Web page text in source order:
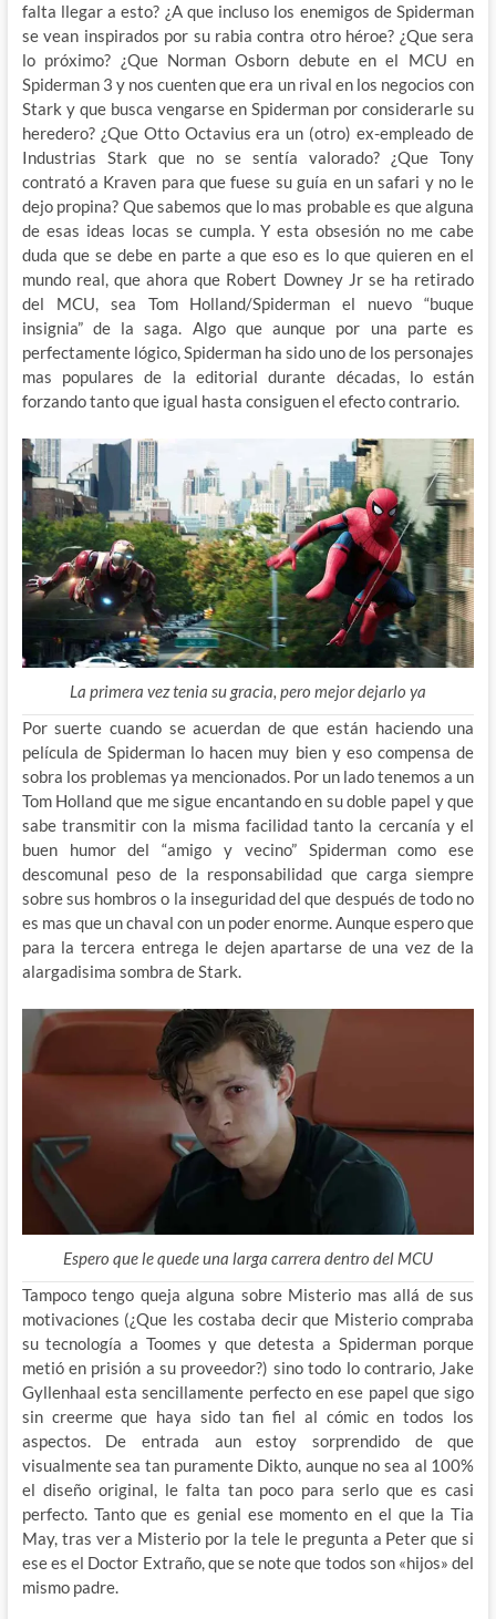
falta llegar a esto? ¿A que incluso los enemigos de Spiderman
se vean inspirados por su rabia contra otro héroe? ¿Que sera
lo próximo? ¿Que Norman Osborn debute en el MCU en
Spiderman 3 y nos cuenten que era un rival en los negocios con
Stark y que busca vengarse en Spiderman por considerarle su
heredero? ¿Que Otto Octavius era un (otro) ex-empleado de
Industrias Stark que no se sentía valorado? ¿Que Tony
contrató a Kraven para que fuese su guía en un safari y no le
dejo propina? Que sabemos que lo mas probable es que alguna
de esas ideas locas se cumpla. Y esta obsesión no me cabe
duda que se debe en parte a que eso es lo que quieren en el
mundo real, que ahora que Robert Downey Jr se ha retirado
del MCU, sea Tom Holland/Spiderman el nuevo “buque
insignia” de la saga. Algo que aunque por una parte es
perfectamente lógico, Spiderman ha sido uno de los personajes
mas populares de la editorial durante décadas, lo están
forzando tanto que igual hasta consiguen el efecto contrario.
La primera vez tenia su gracia, pero mejor dejarlo ya
Por suerte cuando se acuerdan de que están haciendo una
película de Spiderman lo hacen muy bien y eso compensa de
sobra los problemas ya mencionados. Por un lado tenemos a un
Tom Holland que me sigue encantando en su doble papel y que
sabe transmitir con la misma facilidad tanto la cercanía y el
buen humor del “amigo y vecino” Spiderman como ese
descomunal peso de la responsabilidad que carga siempre
sobre sus hombros o la inseguridad del que después de todo no
es mas que un chaval con un poder enorme. Aunque espero que
para la tercera entrega le dejen apartarse de una vez de la
alargadisima sombra de Stark.
Espero que le quede una larga carrera dentro del MCU
Tampoco tengo queja alguna sobre Misterio mas allá de sus
motivaciones (¿Que les costaba decir que Misterio compraba
su tecnología a Toomes y que detesta a Spiderman porque
metió en prisión a su proveedor?) sino todo lo contrario, Jake
Gyllenhaal esta sencillamente perfecto en ese papel que sigo
sin creerme que haya sido tan fiel al cómic en todos los
aspectos. De entrada aun estoy sorprendido de que
visualmente sea tan puramente Dikto, aunque no sea al 100%
el diseño original, le falta tan poco para serlo que es casi
perfecto. Tanto que es genial ese momento en el que la Tia
May, tras ver a Misterio por la tele le pregunta a Peter que si
ese es el Doctor Extraño, que se note que todos son «hijos» del
mismo padre.